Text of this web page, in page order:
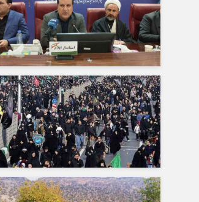
*فرهنگی
مذهبی
ایثار و شهادت
دفاع مقدس
اربعین